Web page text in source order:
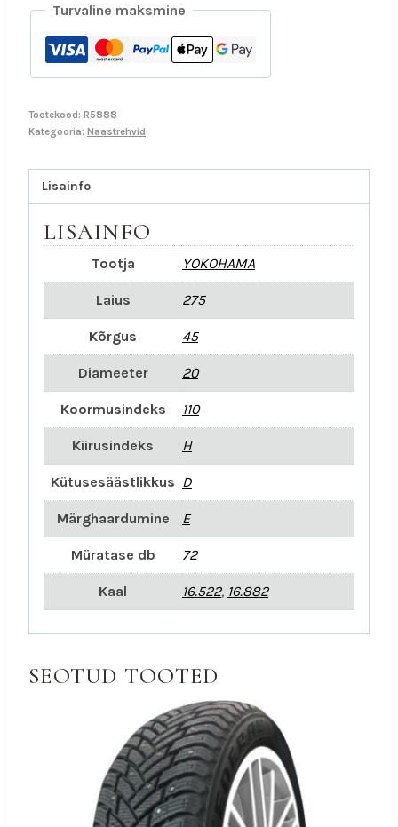
Turvaline maksmine
Tootekood: R5888
Kategooria: Naastrehvid
Lisainfo
LISAINFO
Tootja YOKOHAMA
Laius 275
Kõrgus 45
Diameeter 20
Koormusindeks 110
Kiirusindeks H
Kütusesäästlikkus D
Märghaardumine E
Müratase db 72
Kaal 16.522, 16.882
SEOTUD TOOTED